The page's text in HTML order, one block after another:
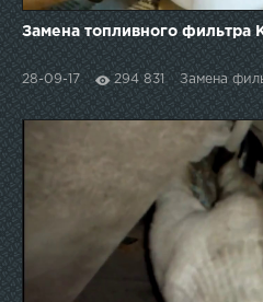
Замена топливного фильтра
28-09-17 294 831 Замена